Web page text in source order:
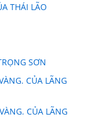
THÁI LÃO
SƠN
CỦA LÃNG
CỦA LÃNG